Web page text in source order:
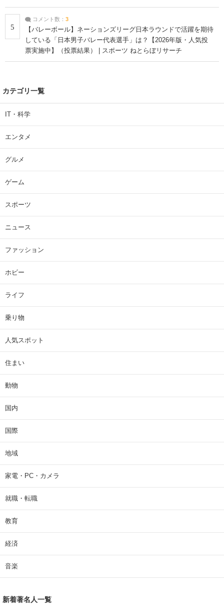
5
コメント数： 3
【バレーボール】ネーションズリーグ日本ラウンドで活躍を期待
している「日本男子バレー代表選手」は？【2026年版・人気投
票実施中】（投票結果） | スポーツ ねとらぼリサーチ
カテゴリ一覧
IT・科学
エンタメ
グルメ
ゲーム
スポーツ
ニュース
ファッション
ホビー
ライフ
乗り物
人気スポット
住まい
動物
国内
国際
地域
家電・PC・カメラ
就職・転職
教育
経済
音楽
新着著名人一覧